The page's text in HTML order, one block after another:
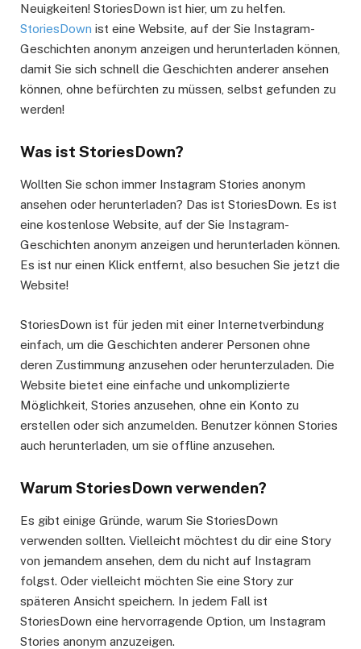
Neuigkeiten! StoriesDown ist hier, um zu helfen.
StoriesDown ist eine Website, auf der Sie Instagram-
Geschichten anonym anzeigen und herunterladen können,
damit Sie sich schnell die Geschichten anderer ansehen
können, ohne befürchten zu müssen, selbst gefunden zu
werden!
Was ist StoriesDown?
Wollten Sie schon immer Instagram Stories anonym
ansehen oder herunterladen? Das ist StoriesDown. Es ist
eine kostenlose Website, auf der Sie Instagram-
Geschichten anonym anzeigen und herunterladen können.
Es ist nur einen Klick entfernt, also besuchen Sie jetzt die
Website!
StoriesDown ist für jeden mit einer Internetverbindung
einfach, um die Geschichten anderer Personen ohne
deren Zustimmung anzusehen oder herunterzuladen. Die
Website bietet eine einfache und unkomplizierte
Möglichkeit, Stories anzusehen, ohne ein Konto zu
erstellen oder sich anzumelden. Benutzer können Stories
auch herunterladen, um sie offline anzusehen.
Warum StoriesDown verwenden?
Es gibt einige Gründe, warum Sie StoriesDown
verwenden sollten. Vielleicht möchtest du dir eine Story
von jemandem ansehen, dem du nicht auf Instagram
folgst. Oder vielleicht möchten Sie eine Story zur
späteren Ansicht speichern. In jedem Fall ist
StoriesDown eine hervorragende Option, um Instagram
Stories anonym anzuzeigen.